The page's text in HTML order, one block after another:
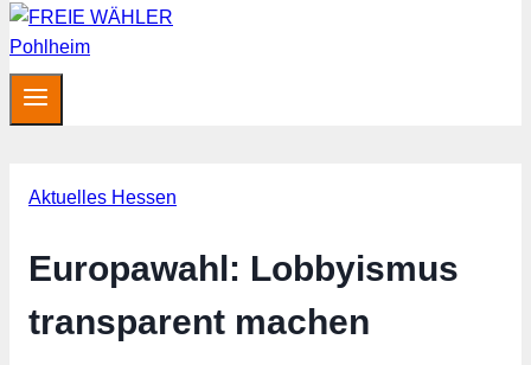
Aktuelles Hessen
Europawahl: Lobbyismus
transparent machen